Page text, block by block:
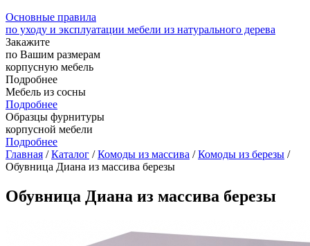
Основные правила
по уходу и эксплуатации мебели из натурального дерева
Закажите
по Вашим размерам
корпусную мебель
Подробнее
Мебель из сосны
Подробнее
Образцы фурнитуры
корпусной мебели
Подробнее
Главная /Каталог /Комоды из массива /Комоды из березы /
Обувница Диана из массива березы
Обувница Диана из массива березы